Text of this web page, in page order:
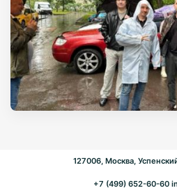
127006, Москва,
+7 (499) 652-60-60